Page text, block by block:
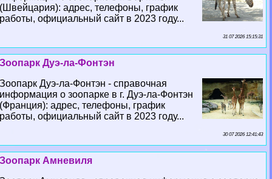
(Швейцария): адрес, телефоны, график
работы, официальный сайт в 2023 году...
31 07 2026 15:15:31
Зоопарк Дуэ-ла-Фонтэн
Зоопарк Дуэ-ла-Фонтэн - справочная
информация о зоопарке в г. Дуэ-ла-Фонтэн
(Франция): адрес, телефоны, график
работы, официальный сайт в 2023 году...
30 07 2026 12:41:43
Зоопарк Амневиля